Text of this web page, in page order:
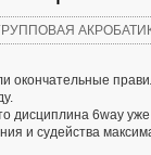
Мексико. Полет
минут, из них пять
Землей раскрыл
прыжка из
около 8 миллионов
парашютиста в
в час, однако
что Баумгартнер в
окончательные
дисциплина 6way уже
и судейства